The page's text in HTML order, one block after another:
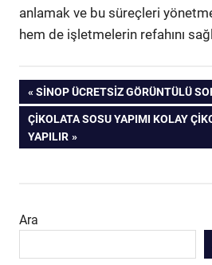
anlamak ve bu süreçleri
hem de işletmelerin refahını
Yazı
gezinmesi
PREVIOUS
POST:
SINOP ÜCRETSIZ GÖRÜNTÜLÜ
NEXT
POST:
ÇIKOLATA SOSU YAPIMI KOLAY
YAPILIR
Ara